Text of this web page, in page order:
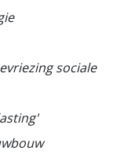
sociale